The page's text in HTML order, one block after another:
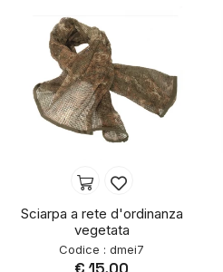
Sciarpa a rete d'ordinanza
vegetata
Codice : dmei7